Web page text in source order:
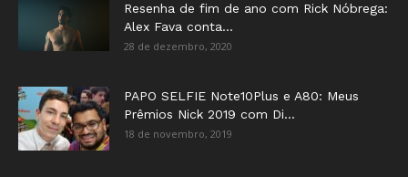
Resenha de fim de ano com Rick Nóbrega:
Alex Fava conta...
28 de dezembro, 2020
PAPO SELFIE Note10Plus e A80: Meus
Prêmios Nick 2019 com Di...
18 de novembro, 2019